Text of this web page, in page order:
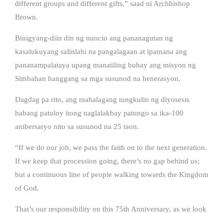
different groups and different gifts,” saad ni Archbishop
Brown.
Binigyang-diin din ng nuncio ang pananagutan ng
kasalukuyang salinlahi na pangalagaan at ipamana ang
pananampalataya upang manatiling buhay ang misyon ng
Simbahan hanggang sa mga susunod na henerasyon.
Dagdag pa rito, ang mahalagang tungkulin ng diyosesis
habang patuloy itong naglalakbay patungo sa ika-100
anibersaryo nito sa susunod na 25 taon.
“If we do our job, we pass the faith on to the next generation.
If we keep that procession going, there’s no gap behind us;
but a continuous line of people walking towards the Kingdom
of God.
That’s our responsibility on this 75th Anniversary, as we look